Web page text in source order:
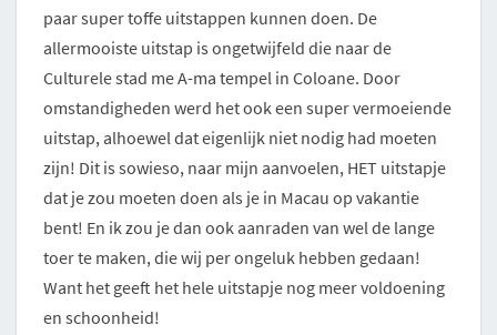
paar super toffe uitstappen kunnen doen. De
allermooiste uitstap is ongetwijfeld die naar de
Culturele stad me A-ma tempel in Coloane. Door
omstandigheden werd het ook een super vermoeiende
uitstap, alhoewel dat eigenlijk niet nodig had moeten
zijn! Dit is sowieso, naar mijn aanvoelen, HET uitstapje
dat je zou moeten doen als je in Macau op vakantie
bent! En ik zou je dan ook aanraden van wel de lange
toer te maken, die wij per ongeluk hebben gedaan!
Want het geeft het hele uitstapje nog meer voldoening
en schoonheid!